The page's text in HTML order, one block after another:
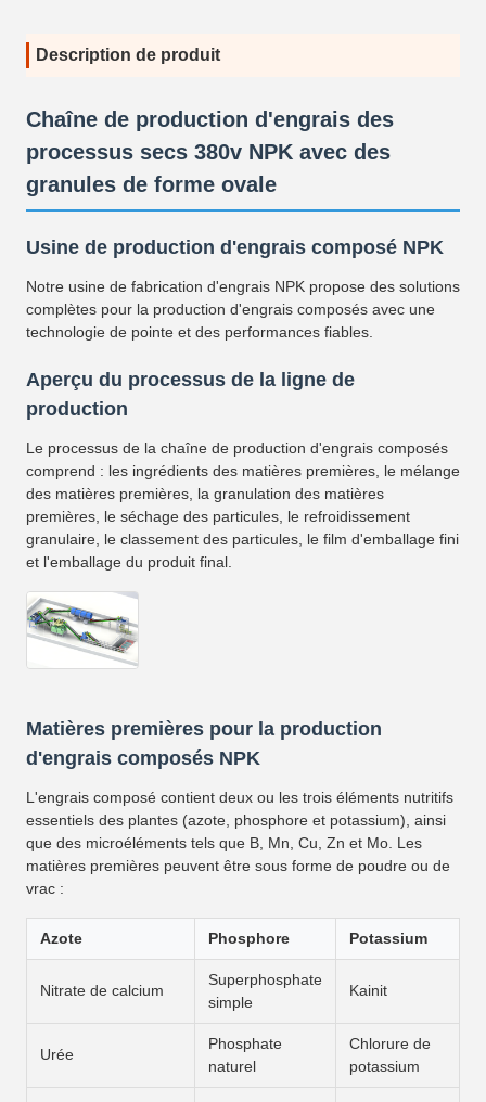
Description de produit
Chaîne de production d'engrais des
processus secs 380v NPK avec des
granules de forme ovale
Usine de production d'engrais composé NPK
Notre usine de fabrication d'engrais NPK propose des solutions
complètes pour la production d'engrais composés avec une
technologie de pointe et des performances fiables.
Aperçu du processus de la ligne de
production
Le processus de la chaîne de production d'engrais composés
comprend : les ingrédients des matières premières, le mélange
des matières premières, la granulation des matières
premières, le séchage des particules, le refroidissement
granulaire, le classement des particules, le film d'emballage fini
et l'emballage du produit final.
Matières premières pour la production
d'engrais composés NPK
L'engrais composé contient deux ou les trois éléments nutritifs
essentiels des plantes (azote, phosphore et potassium), ainsi
que des microéléments tels que B, Mn, Cu, Zn et Mo. Les
matières premières peuvent être sous forme de poudre ou de
vrac :
Azote Phosphore Potassium
Nitrate de calcium
Superphosphate
simple
Kainit
Urée
Phosphate
naturel
Chlorure de
potassium